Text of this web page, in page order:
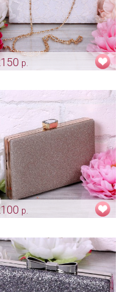
р.
klch_0015
р.